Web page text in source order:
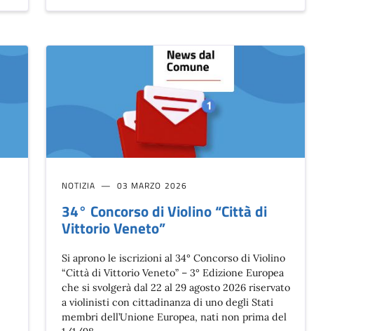
NOTIZIA 03 MARZO 2026
34° Concorso di Violino “Città di
Vittorio Veneto”
Si aprono le iscrizioni al 34° Concorso di Violino
“Città di Vittorio Veneto” – 3° Edizione Europea
che si svolgerà dal 22 al 29 agosto 2026 riservato
a violinisti con cittadinanza di uno degli Stati
membri dell’Unione Europea, nati non prima del